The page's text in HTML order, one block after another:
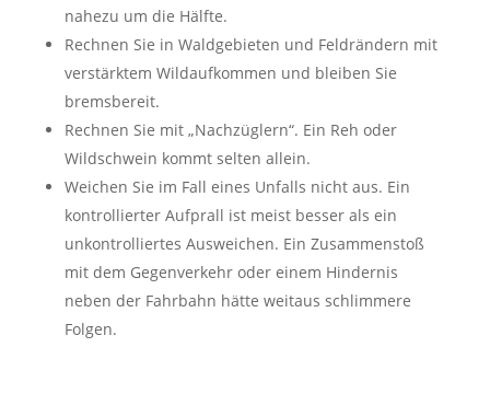
nahezu um die Hälfte.
Rechnen Sie in Waldgebieten und Feldrändern mit
verstärktem Wildaufkommen und bleiben Sie
bremsbereit.
Rechnen Sie mit „Nachzüglern“. Ein Reh oder
Wildschwein kommt selten allein.
Weichen Sie im Fall eines Unfalls nicht aus. Ein
kontrollierter Aufprall ist meist besser als ein
unkontrolliertes Ausweichen. Ein Zusammenstoß
mit dem Gegenverkehr oder einem Hindernis
neben der Fahrbahn hätte weitaus schlimmere
Folgen.